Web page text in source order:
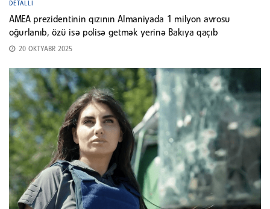
DETALLI
AMEA prezidentinin qızının Almaniyada 1 milyon avrosu
oğurlanıb, özü isə polisə getmək yerinə Bakıya qaçıb
20 OKTYABR 2025